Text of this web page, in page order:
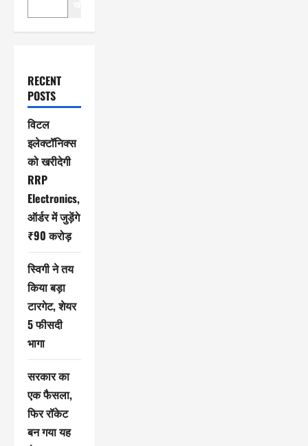
RECENT
POSTS
विटल
इलेक्टॉनिक्स
को खरीदेगी
RRP
Electronics,
ऑर्डर में जुड़ेंगे
₹90 करोड़
स्विगी ने तय
किया बड़ा
टारगेट, शेयर
5 फीसदी
भागा
सरकार का
एक फैसला,
फिर रॉकेट
बन गया यह